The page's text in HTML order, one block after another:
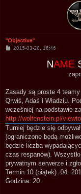
"Objective"
P2015-03-28, 16:46
NAME
Zasady są proste 4
Qrwiś, Adaś i Władziu.
wcześniej na podstawie
http://wolfenstein.pl/
Turniej będzie się
(ograniczone będą
będzie liczba
czas respanów).
prywatnym serwerze i
Termin 10 (piątek). 04.
Godzina: 20